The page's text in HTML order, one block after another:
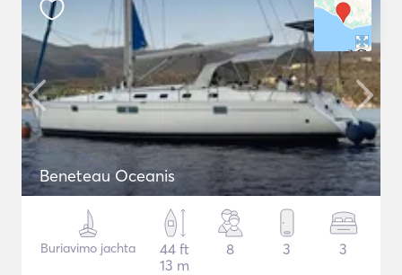
Beneteau Oceanis
Buriavimo jachta
44 ft
13 m
8 3 3